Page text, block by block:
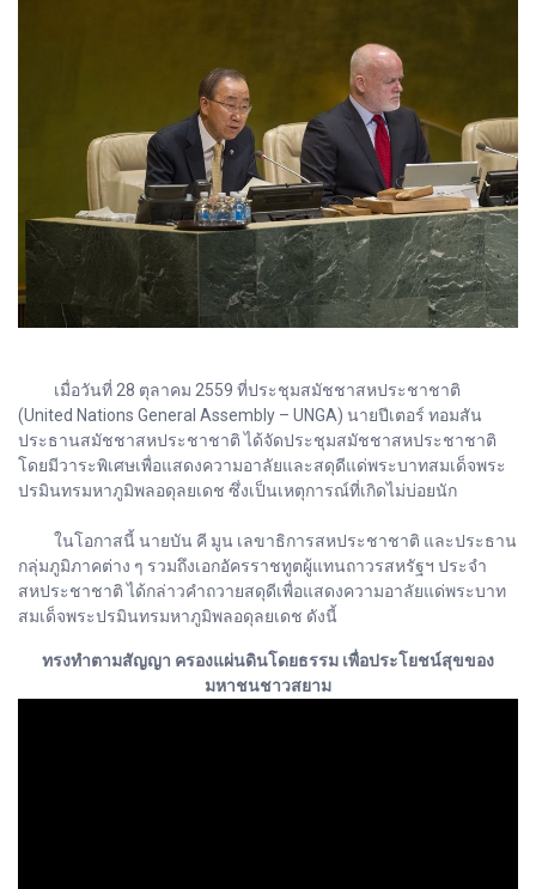
เมื่อวันที่ 28 ตุลาคม 2559 ที่ประชุมสมัชชาสหประชาชาติ
(United Nations General Assembly – UNGA) นายปีเตอร์ ทอมสัน
ประธานสมัชชาสหประชาชาติ ได้จัดประชุมสมัชชาสหประชาชาติ
โดยมีวาระพิเศษเพื่อแสดงความอาลัยและสดุดีแด่พระบาทสมเด็จพระ
ปรมินทรมหาภูมิพลอดุลยเดช ซึ่งเป็นเหตุการณ์ที่เกิดไม่บ่อยนัก
ในโอกาสนี้ นายบัน คี มูน เลขาธิการสหประชาชาติ และประธาน
กลุ่มภูมิภาคต่าง ๆ รวมถึงเอกอัครราชทูตผู้แทนถาวรสหรัฐฯ ประจำ
สหประชาชาติ ได้กล่าวคำถวายสดุดีเพื่อแสดงความอาลัยแด่พระบาท
สมเด็จพระปรมินทรมหาภูมิพลอดุลยเดช ดังนี้
ทรงทำตามสัญญา ครองแผ่นดินโดยธรรม เพื่อประโยชน์สุขของ
มหาชนชาวสยาม